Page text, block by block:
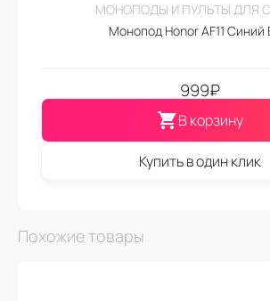
МОНОПОДЫ И ПУЛЬТЫ ДЛЯ
Монопод Honor AF11 Синий
999₽
В корзину
Купить в один клик
Похожие товары